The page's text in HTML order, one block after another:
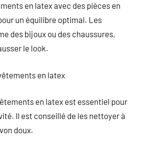
en latex avec des pièces en
un équilibre optimal. Les
des bijoux ou des chaussures,
le look.
en latex
en latex est essentiel pour
Il est conseillé de les nettoyer à
doux.